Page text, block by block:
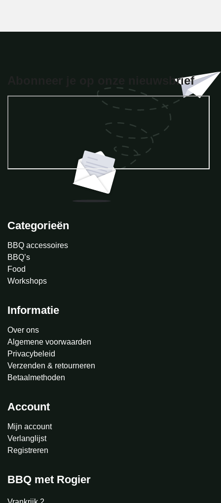
Abonneer je op onze nieuwsbrief
Categorieën
BBQ accessoires
BBQ’s
Food
Workshops
Informatie
Over ons
Algemene voorwaarden
Privacybeleid
Verzenden & retourneren
Betaalmethoden
Account
Mijn account
Verlanglijst
Registreren
BBQ met Rogier